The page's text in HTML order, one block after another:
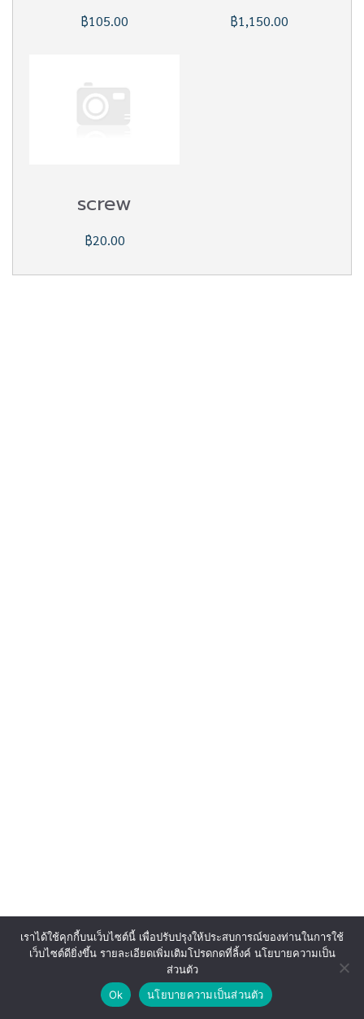
฿105.00 ฿1,150.00
screw
฿20.00
เราได้ใช้คุกกี้บนเว็บไซต์นี้ เพื่อปรับปรุงให้ประสบการณ์ของท่านในการใช้
เว็บไซต์ดียิ่งขึ้น รายละเอียดเพิ่มเติมโปรดกดที่ลิ้งค์ นโยบายความเป็น
ส่วนตัว
Ok
นโยบายความเป็นส่วนตัว